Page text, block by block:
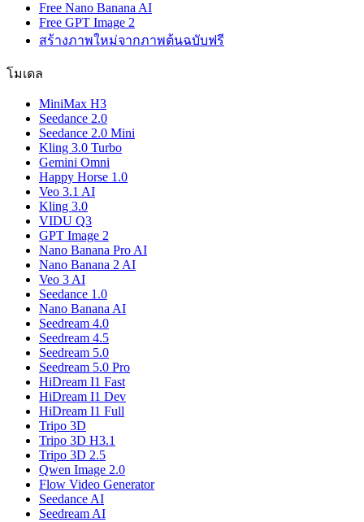
Free Nano Banana AI
Free GPT Image 2
สร้างภาพใหม่จากภาพต้นฉบับฟรี
โมเดล
MiniMax H3
Seedance 2.0
Seedance 2.0 Mini
Kling 3.0 Turbo
Gemini Omni
Happy Horse 1.0
Veo 3.1 AI
Kling 3.0
VIDU Q3
GPT Image 2
Nano Banana Pro AI
Nano Banana 2 AI
Veo 3 AI
Seedance 1.0
Nano Banana AI
Seedream 4.0
Seedream 4.5
Seedream 5.0
Seedream 5.0 Pro
HiDream I1 Fast
HiDream I1 Dev
HiDream I1 Full
Tripo 3D
Tripo 3D H3.1
Tripo 3D 2.5
Qwen Image 2.0
Flow Video Generator
Seedance AI
Seedream AI